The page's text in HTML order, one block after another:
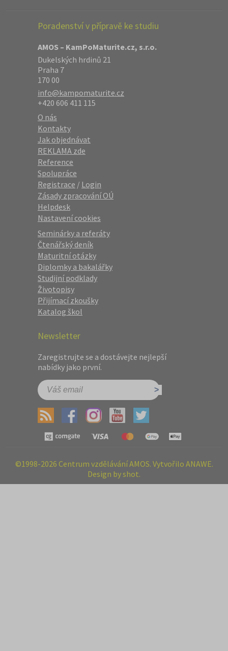
Poradenství v přípravě ke studiu
AMOS – KamPoMaturite.cz, s.r.o.
Dukelských hrdinů 21
Praha 7
170 00
info@kampomaturite.cz
+420 606 411 115
O nás
Kontakty
Jak objednávat
REKLAMA zde
Reference
Spolupráce
Registrace / Login
Zásady zpracování OÚ
Helpdesk
Nastavení cookies
Seminárky a referáty
Čtenářský deník
Maturitní otázky
Diplomky a bakalářky
Studijní podklady
Životopisy
Přijímací zkoušky
Katalog škol
Newsletter
Zaregistrujte se a dostávejte nejlepší
nabídky jako první.
©1998-2026 Centrum vzdělávání AMOS. Vytvořilo ANAWE.
Design by shot.